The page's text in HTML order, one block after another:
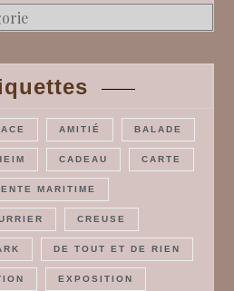
AMITIÉ BALADE
CADEAU CARTE
MARITIME
CREUSE
DE TOUT ET DE RIEN
EXPOSITION